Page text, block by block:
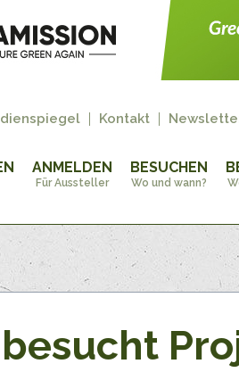
Kontakt
ANMELDEN
Für Aussteller
BESUCHEN
Wo und wann?